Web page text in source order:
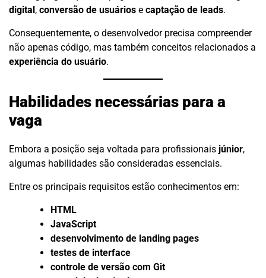
digital, conversão de usuários e captação de leads.
Consequentemente, o desenvolvedor precisa compreender
não apenas código, mas também conceitos relacionados a
experiência do usuário.
Habilidades necessárias para a
vaga
Embora a posição seja voltada para profissionais júnior,
algumas habilidades são consideradas essenciais.
Entre os principais requisitos estão conhecimentos em:
HTML
JavaScript
desenvolvimento de landing pages
testes de interface
controle de versão com Git